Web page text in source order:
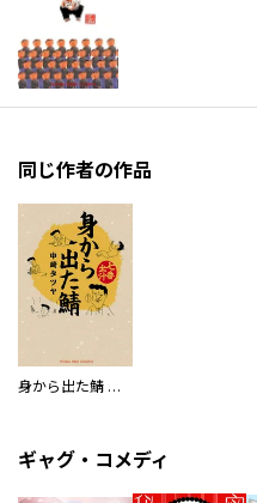
同じ作者の作品
身から出た鯖 七番出汁
ギャグ・コメディ